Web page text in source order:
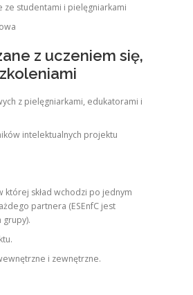
ze studentami i pielęgniarkami
z uczeniem się,
z pielęgniarkami, edukatorami i
intelektualnych projektu
której skład wchodzi po jednym
partnera (ESEnfC jest
i zewnętrzne.